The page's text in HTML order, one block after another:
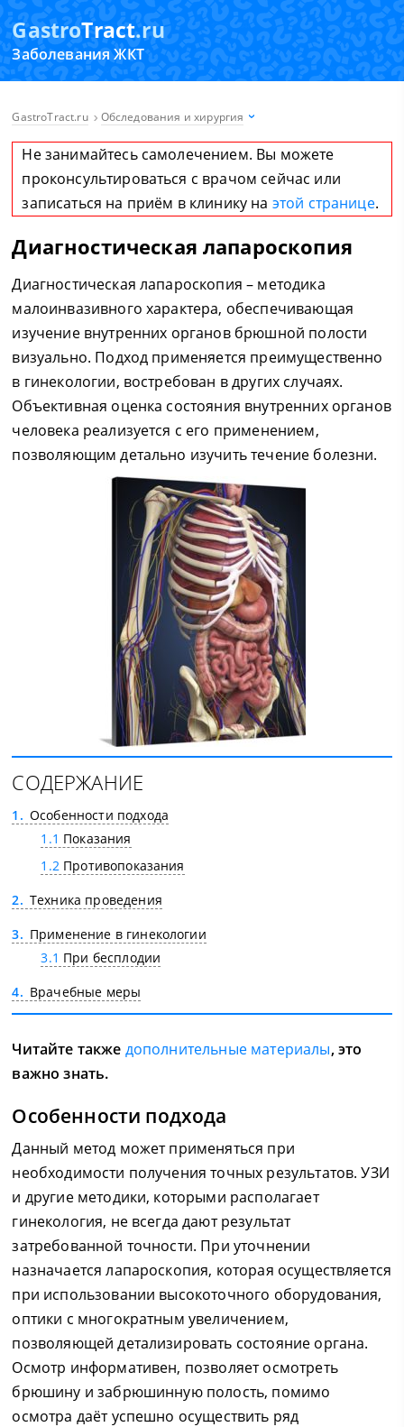
GastroTract.ru
Заболевания ЖКТ
GastroTract.ru Обследования и хирургия
Не занимайтесь самолечением. Вы можете
проконсультироваться с врачом сейчас или
записаться на приём в клинику на этой странице.
Диагностическая лапароскопия
Диагностическая лапароскопия – методика
малоинвазивного характера, обеспечивающая
изучение внутренних органов брюшной полости
визуально. Подход применяется преимущественно
в гинекологии, востребован в других случаях.
Объективная оценка состояния внутренних органов
человека реализуется с его применением,
позволяющим детально изучить течение болезни.
СОДЕРЖАНИЕ
1
Особенности подхода
1.1 Показания
1.2Противопоказания
2
Техника проведения
3
Применение в гинекологии
3.1 При бесплодии
4
Врачебные меры
Читайте также дополнительные материалы, это
важно знать.
Особенности подхода
Данный метод может применяться при
необходимости получения точных результатов. УЗИ
и другие методики, которыми располагает
гинекология, не всегда дают результат
затребованной точности. При уточнении
назначается лапароскопия, которая осуществляется
при использовании высокоточного оборудования,
оптики с многократным увеличением,
позволяющей детализировать состояние органа.
Осмотр информативен, позволяет осмотреть
брюшину и забрюшинную полость, помимо
осмотра даёт успешно осуществить ряд